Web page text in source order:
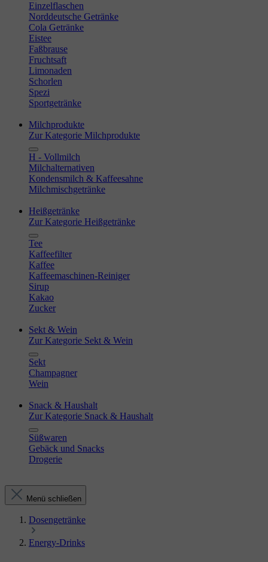
Einzelflaschen
Norddeutsche Getränke
Cola Getränke
Eistee
Faßbrause
Fruchtsaft
Limonaden
Schorlen
Spezi
Sportgetränke
Milchprodukte
Zur Kategorie Milchprodukte
H - Vollmilch
Milchalternativen
Kondensmilch & Kaffeesahne
Milchmischgetränke
Heißgetränke
Zur Kategorie Heißgetränke
Tee
Kaffeefilter
Kaffee
Kaffeemaschinen-Reiniger
Sirup
Kakao
Zucker
Sekt & Wein
Zur Kategorie Sekt & Wein
Sekt
Champagner
Wein
Snack & Haushalt
Zur Kategorie Snack & Haushalt
Süßwaren
Gebäck und Snacks
Drogerie
Menü schließen
Dosengetränke
Energy-Drinks